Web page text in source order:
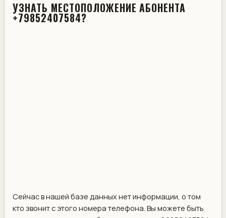
УЗНАТЬ МЕСТОПОЛОЖЕНИЕ АБОНЕНТА
+79852407584?
Сейчас в нашей базе данных нет информации, о том
кто звонит с этого номера телефона. Вы можете быть